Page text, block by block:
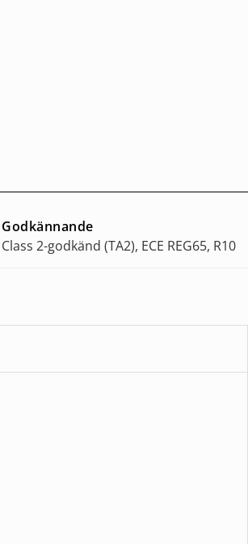
Godkännande
Class 2-godkänd (TA2), ECE REG65, R10